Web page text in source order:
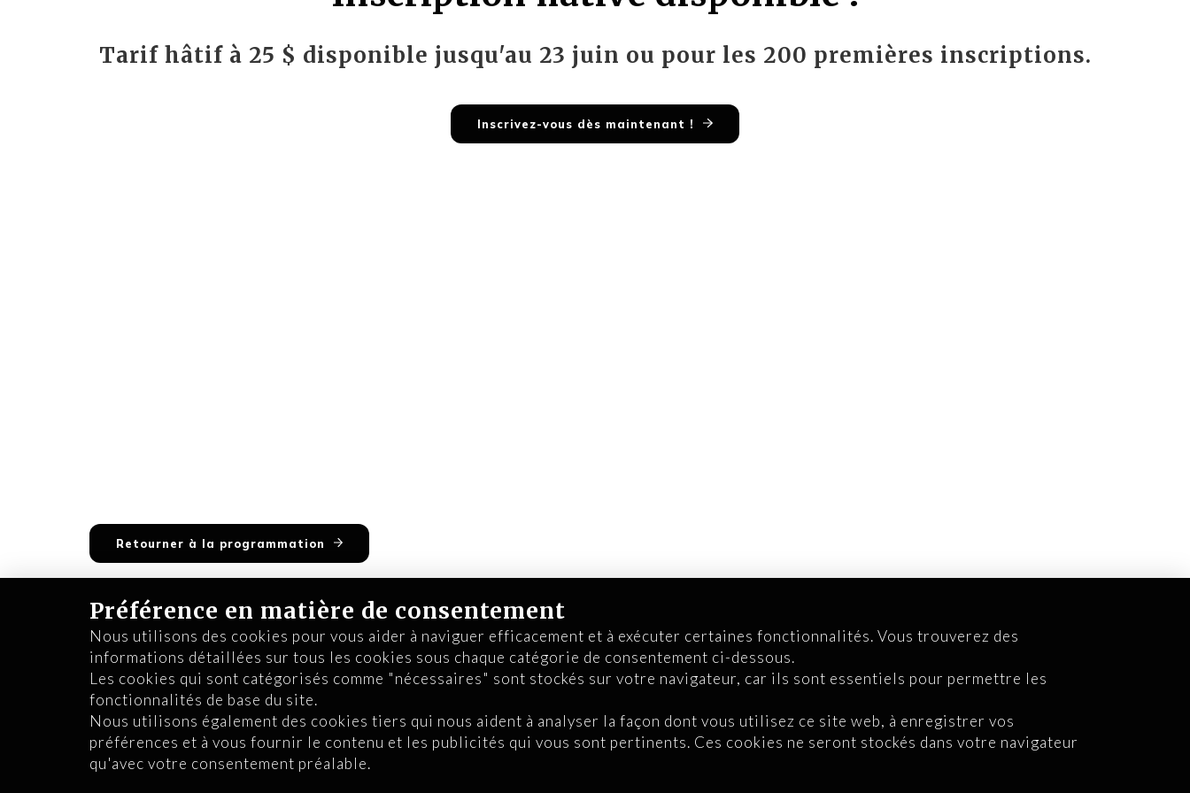
Préférence en matière de consentement
Nous utilisons des cookies pour vous aider à naviguer efficacement et à exécuter certaines fonctionnalités. Vous trouverez des
informations détaillées sur tous les cookies sous chaque catégorie de consentement ci-dessous.
Les cookies qui sont catégorisés comme "nécessaires" sont stockés sur votre navigateur, car ils sont essentiels pour permettre les
fonctionnalités de base du site.
Nous utilisons également des cookies tiers qui nous aident à analyser la façon dont vous utilisez ce site web, à enregistrer vos
préférences et à vous fournir le contenu et les publicités qui vous sont pertinents. Ces cookies ne seront stockés dans votre navigateur
qu'avec votre consentement préalable.
Tarif hâtif à 25 $ disponible jusqu'au 23 juin ou pour les 200 premières inscriptions.
Inscrivez-vous dès maintenant !
Retourner à la programmation